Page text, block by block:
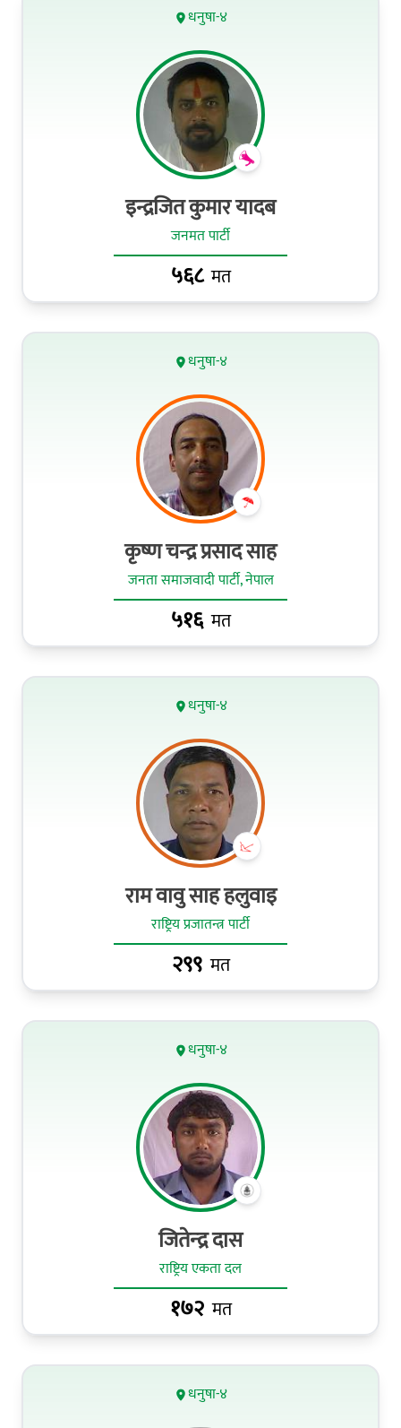
धनुषा-४
इन्द्रजित कुमार यादब
जनमत पार्टी
५६८मत
धनुषा-४
कृष्ण चन्द्र प्रसाद साह
जनता समाजवादी पार्टी, नेपाल
५१६ मत
धनुषा-४
राम वावु साह हलुवाइ
राष्ट्रिय प्रजातन्त्र पार्टी
२९९ मत
धनुषा-४
जितेन्‍द्र दास
राष्ट्रिय एकता दल
१७२ मत
धनुषा-४